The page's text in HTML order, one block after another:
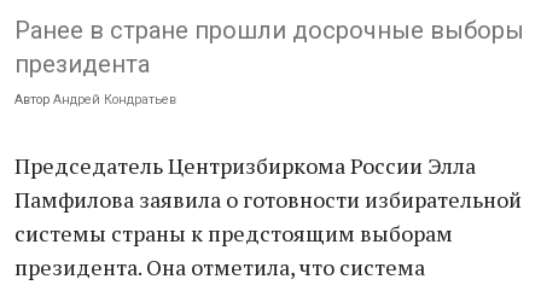
Ранее в стране прошли досрочные выборы
президента
Автор Андрей Кондратьев
Председатель Центризбиркома России Элла
Памфилова заявила о готовности избирательной
системы страны к предстоящим выборам
президента. Она отметила, что система